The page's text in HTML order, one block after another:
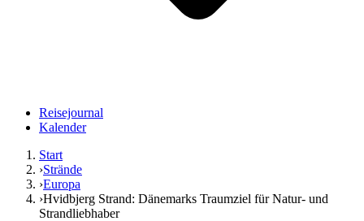
Reisejournal
Kalender
Start
›Strände
›Europa
›Hvidbjerg Strand: Dänemarks Traumziel für Natur- und
Strandliebhaber